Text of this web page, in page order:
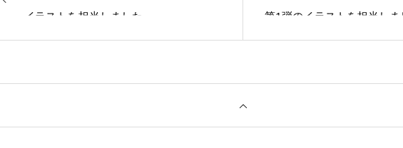
イラストを担当しました。
第1弾のイラストを担当しま